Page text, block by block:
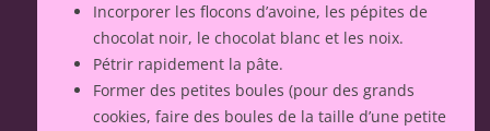
Incorporer les flocons d’avoine, les pépites de
chocolat noir, le chocolat blanc et les noix.
Pétrir rapidement la pâte.
Former des petites boules (pour des grands
cookies, faire des boules de la taille d’une petite